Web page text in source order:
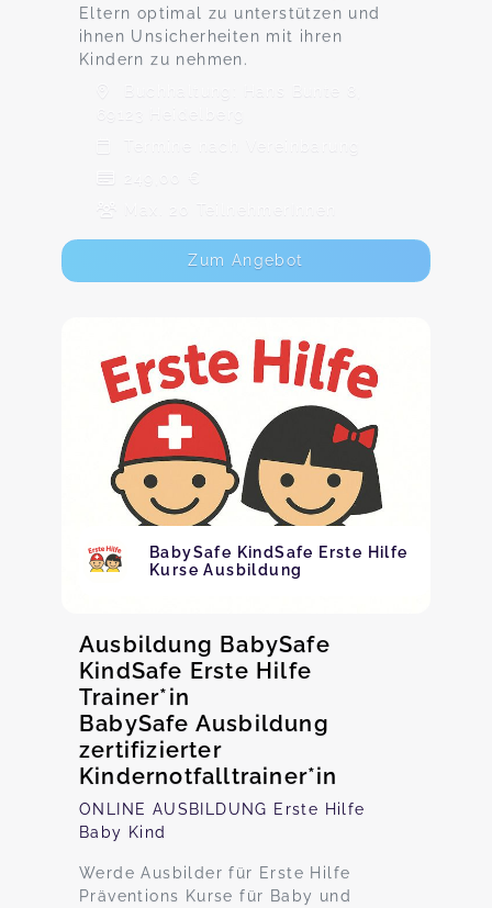
Eltern optimal zu unterstützen und
ihnen Unsicherheiten mit ihren
Kindern zu nehmen.
Buchhaltung: Hans Bunte 8,
69123 Heidelberg
Termine nach Vereinbarung
249,00 €
Max. 20 TeilnehmerInnen
Zum Angebot
BabySafe KindSafe Erste Hilfe
Kurse Ausbildung
Ausbildung BabySafe
KindSafe Erste Hilfe
Trainer*in
BabySafe Ausbildung
zertifizierter
Kindernotfalltrainer*in
ONLINE AUSBILDUNG Erste Hilfe
Baby Kind
Werde Ausbilder für Erste Hilfe
Präventions Kurse für Baby und